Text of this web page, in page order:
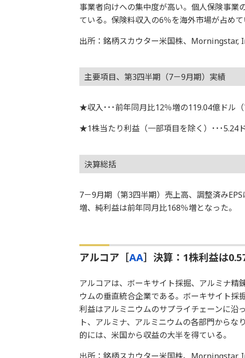
事業者向けへの集中度が高い。個人保険事業
ている。保険料収入の6％を海外市場が占めて
出所：銘柄スカウター米国株、Morningstar,
主要項目、第3四半期（7－9月期）実績
★収入･･･前年同月比12％増の119.04億ドル（
★1株当たり利益（一部項目を除く）･･･5.24
決算総括
7－9月期（第3四半期）売上高、調整済み
増、純利益は前年同月比168％増となった。
アルコア［AA］決算：1株利益は
アルコアは、ボーキサイト採掘、アルミナ精
ウムの垂直統合企業である。ボーキサイト採
利益はアルミニウムのサプライチェーンに沿
ト、アルミナ、アルミニウムの各部門から
的には、米国から収益の大半を得ている。